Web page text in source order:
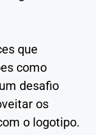
que
como
desafio
os
o logotipo.